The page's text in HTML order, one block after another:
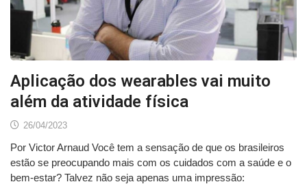
Aplicação dos wearables vai muito
além da atividade física
26/04/2023
Por Victor Arnaud Você tem a sensação de que os brasileiros
estão se preocupando mais com os cuidados com a saúde e o
bem-estar? Talvez não seja apenas uma impressão: